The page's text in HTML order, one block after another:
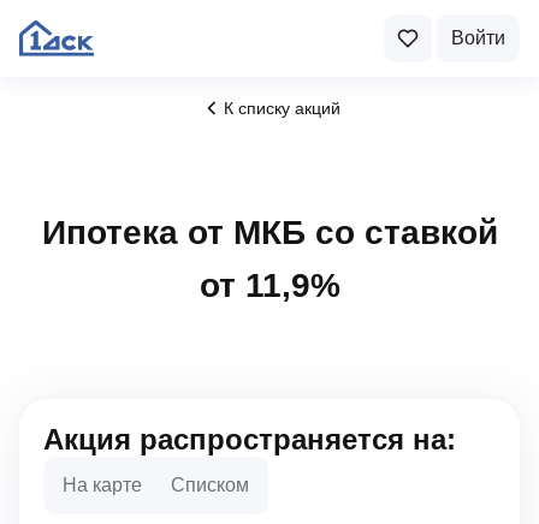
Войти
К списку акций
Ипотека от МКБ со ставкой
от 11,9%
Акция распространяется на:
На карте Списком